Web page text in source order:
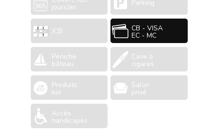
jours/an Parking
JCB CB - VISA
EC - MC
Péniche
bâteau
Cave à
cigares
Produits
bio
Salon
privé
Accès
handicapés